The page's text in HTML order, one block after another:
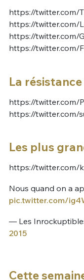
https://twitter.com/
https://twitter.com/
https://twitter.com/
https://twitter.com/
La résistance
https://twitter.com/
https://twitter.com/
Les plus
https://twitter.com/
Nous quand on a
pic.twitter.com/
— Les
2015
Cette